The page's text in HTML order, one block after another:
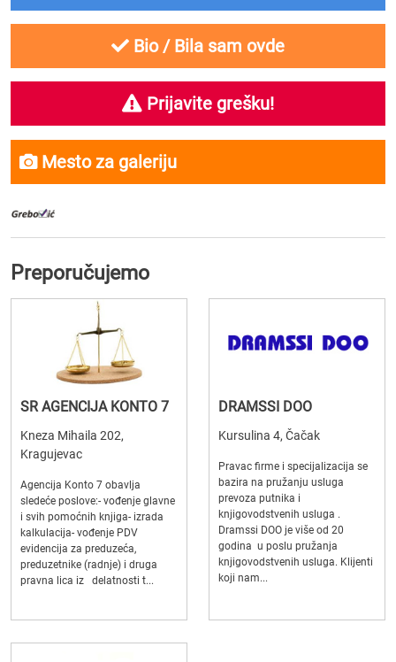
Bio / Bila sam ovde
Prijavite grešku!
Mesto za galeriju
Preporučujemo
SR AGENCIJA KONTO 7
Kneza Mihaila 202,
Kragujevac
Agencija Konto 7 obavlja
sledeće poslove:- vođenje glavne
i svih pomoćnih knjiga- izrada
kalkulacija- vođenje PDV
evidencija za preduzeća,
preduzetnike (radnje) i druga
pravna lica iz delatnosti t...
DRAMSSI DOO
Kursulina 4, Čačak
Pravac firme i specijalizacija se
bazira na pružanju usluga
prevoza putnika i
knjigovodstvenih usluga .
Dramssi DOO je više od 20
godina u poslu pružanja
knjigovodstvenih usluga. Klijenti
koji nam...